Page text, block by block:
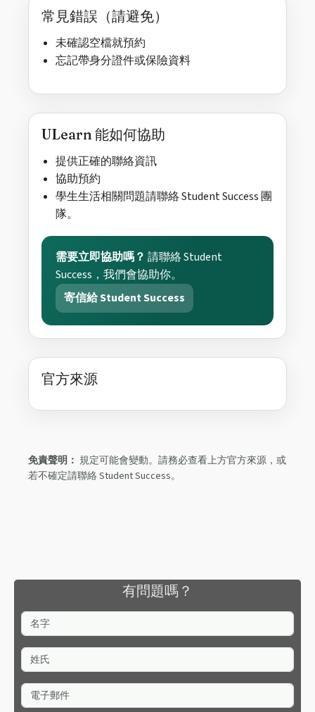
常見錯誤（請避免）
未確認空檔就預約
忘記帶身分證件或保險資料
ULearn 能如何協助
提供正確的聯絡資訊
協助預約
學生生活相關問題請聯絡 Student Success 團
隊。
需要立即協助嗎？ 請聯絡 Student
Success，我們會協助你。
寄信給 Student Success
官方來源
免責聲明： 規定可能會變動。請務必查看上方官方來源，或
若不確定請聯絡 Student Success。
有問題嗎？
名字
姓氏
電子郵件